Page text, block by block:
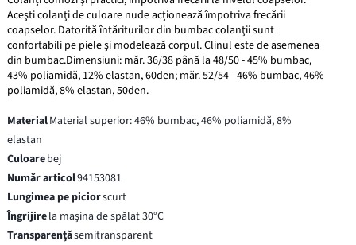
Aceşti colanţi de culoare nude acționează împotriva frecării
coapselor. Datorită întăriturilor din bumbac colanţii sunt
confortabili pe piele și modelează corpul. Clinul este de asemenea
din bumbac.Dimensiuni: măr. 36/38 până la 48/50 - 45% bumbac,
43% poliamidă, 12% elastan, 60den; măr. 52/54 - 46% bumbac, 46%
poliamidă, 8% elastan, 50den.
MaterialMaterial superior: 46% bumbac, 46% poliamidă, 8%
elastan
Culoarebej
Număr articol94153081
Lungimea pe piciorscurt
Îngrijirela maşina de spălat 30°C
Transparențăsemitransparent